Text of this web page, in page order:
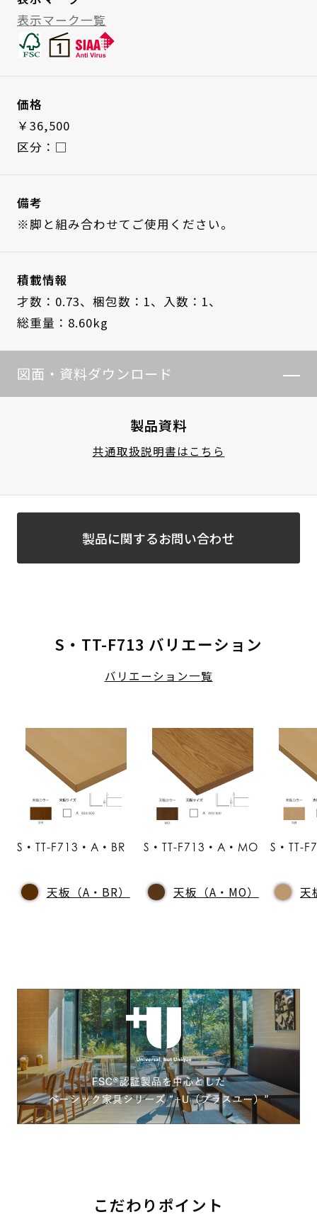
表示マーク一覧
価格
￥36,500
区分：□
備考
※脚と組み合わせてご使用ください。
積載情報
才数：0.73、 梱包数：1、
入数：1、
総重量：8.60kg
図面・資料ダウンロード
製品資料
共通取扱説明書はこちら
製品に関するお問い合わせ
S・TT-F713 バリエーション
バリエーション一覧
S・TT-F713・A・BR
天板（A・BR）
S・TT-F713・A・MO
天板（A・MO）
S・TT-
天
こだわりポイント